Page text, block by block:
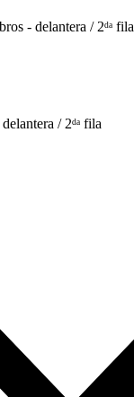
- delantera / 2ᵈᵃ fila
/ 2ᵈᵃ fila